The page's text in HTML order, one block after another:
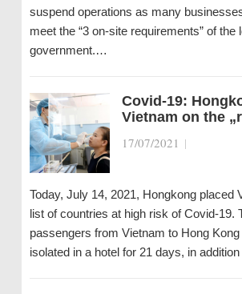
suspend operations as many
meet the “3 on-site requirements” of the
government.…
Covid-19:
Vietnam on the
17/07/2021 |
Today, July 14, 2021, Hongkong placed
list of countries at high risk of Covid-19.
passengers from Vietnam to Hong
isolated in a hotel for 21 days, in